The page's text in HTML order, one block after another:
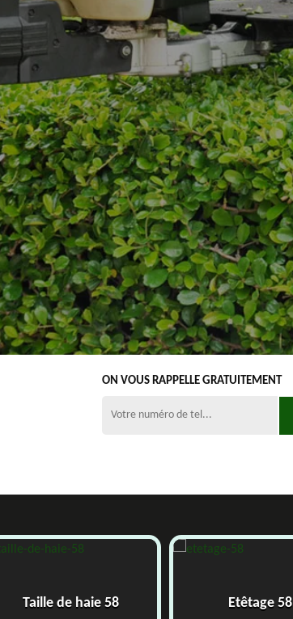
ON VOUS RAPPELLE GRATUITEMENT
Taille de haie 58 Etêtage 58